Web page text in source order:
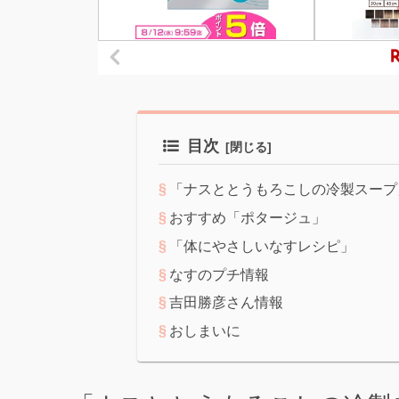
目次
「ナスととうもろこしの冷製スー
おすすめ「ポタージュ」
「体にやさしいなすレシピ」
なすのプチ情報
吉田勝彦さん情報
おしまいに